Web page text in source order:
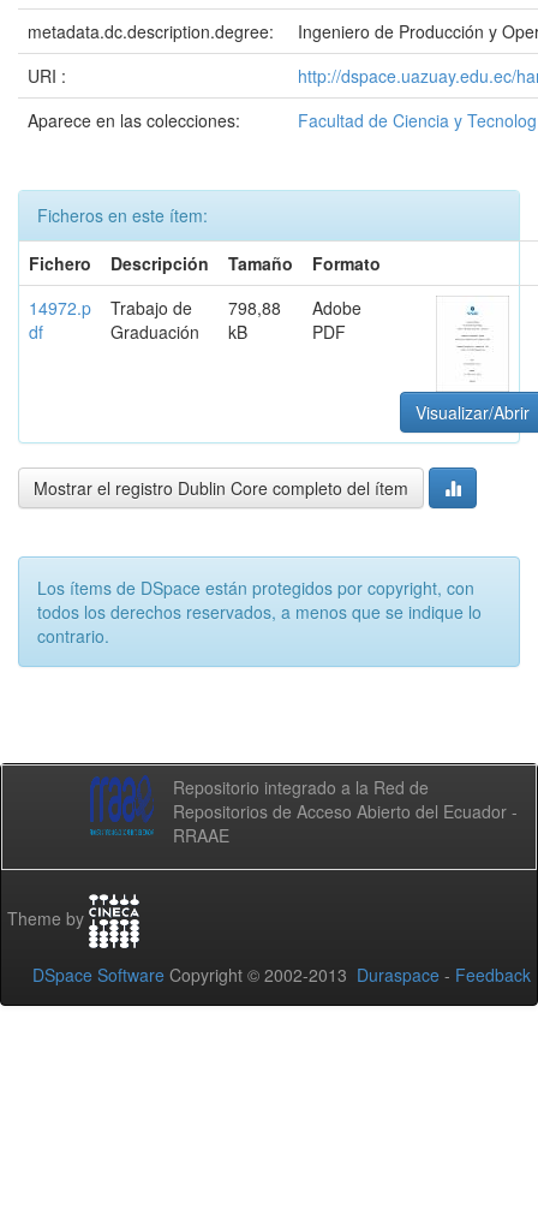
metadata.dc.description.degree:
Ingeniero de Producción y
URI :
http://dspace.uazuay.edu.ec/
Aparece en las colecciones:
Facultad de Ciencia y
Ficheros en este ítem:
Fichero
Descripción Tamaño
Formato
14972.p
df
Trabajo de
Graduación
798,88
kB
Adobe
PDF
Visualizar/Abrir
Mostrar el registro Dublin Core completo del ítem
Los ítems de DSpace están protegidos por copyright, con
todos los derechos reservados, a menos que se indique lo
contrario.
Repositorio integrado a la Red de
Repositorios de Acceso Abierto del Ecuador -
RRAAE
Theme by
DSpace Software Copyright © 2002-2013 Duraspace - Feedback